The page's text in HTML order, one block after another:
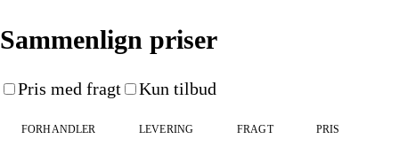
Sammenlign priser
Pris med fragt Kun tilbud
FORHANDLER LEVERING FRAGT PRIS